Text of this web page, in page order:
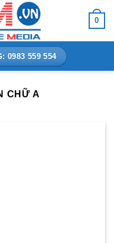
0
0983 559 554
CHỮ A